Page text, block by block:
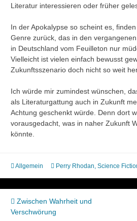
Literatur interessieren oder früher
In der Apokalypse so scheint es,
Genre zurück, das in den
in Deutschland vom Feuilleton nur
Vielleicht ist vielen einfach bewusst
Zukunftsszenario doch nicht so weit
Ich würde mir zumindest wünschen,
als Literaturgattung auch in Zukunft
Achtung geschenkt würde. Denn dort
vorausgedacht, was in naher Zukunft
könnte.
Allgemein Perry Rhodan, Science
Beitragsnavigation
Zwischen Wahrheit und
Verschwörung